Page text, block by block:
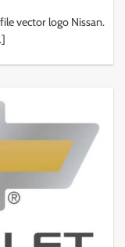
vector logo Nissan.